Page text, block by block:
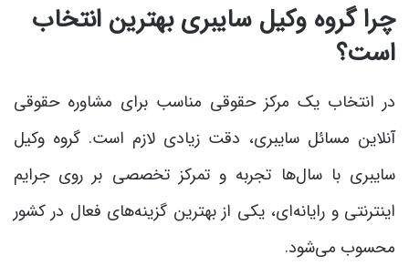
چرا گروه وکیل سایبری بهترین انتخاب
است؟
در انتخاب یک مرکز حقوقی مناسب برای مشاوره حقوقی
آنلاین مسائل سایبری، دقت زیادی لازم است. گروه وکیل
سایبری با سال‌ها تجربه و تمرکز تخصصی بر روی جرایم
اینترنتی و رایانه‌ای، یکی از بهترین گزینه‌های فعال در کشور
محسوب می‌شود.